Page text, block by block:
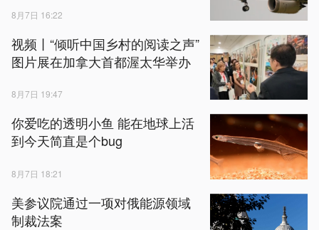
8月7日 16:22
视频丨“倾听中国乡村的阅读之声”
图片展在加拿大首都渥太华举办
8月7日 19:47
你爱吃的透明小鱼 能在地球上活
到今天简直是个bug
8月7日 18:21
美参议院通过一项对俄能源领域
制裁法案